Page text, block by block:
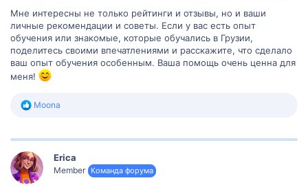
Мне интересны не только рейтинги и отзывы, но и ваши
личные рекомендации и советы. Если у вас есть опыт
обучения или знакомые, которые обучались в Грузии,
поделитесь своими впечатлениями и расскажите, что сделало
ваш опыт обучения особенным. Ваша помощь очень ценна для
меня!
Р
к
и
и
:
Moona
Erica
Member Команда форума